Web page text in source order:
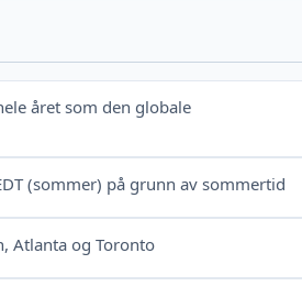
året som den globale
(sommer) på grunn av sommertid
Atlanta og Toronto